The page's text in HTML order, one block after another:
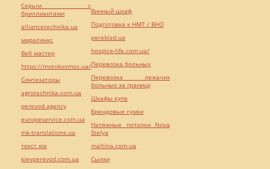
Серьги с
бриллиантами
alliancetechnika.ua
миралинкс
Веб мастер
https://motokosmos.ua/
Синтезаторы
agrotechnika.com.ua
perevod.agency
europeservice.com.ua
mk-translations.ua
текст юа
kievperevod.com.ua
Винный шкаф
Подготовка к НМТ / ВНО
pereklad.ua
hospice-life.com.ua/
Перевозка больных
Перевозка лежачих
больных за границу
Шкафы купе
Брендовые сумки
Натяжные потолки Nova
Stelya
maltina.com.ua
Cылки